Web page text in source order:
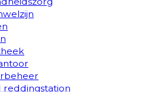
reddingstation